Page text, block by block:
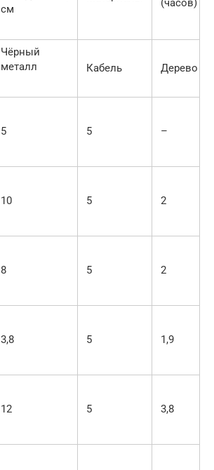
см
(часов)
Чёрный
металл
Кабель Дерево
5 5 –
10 5 2
8 5 2
3,8 5 1,9
12 5 3,8